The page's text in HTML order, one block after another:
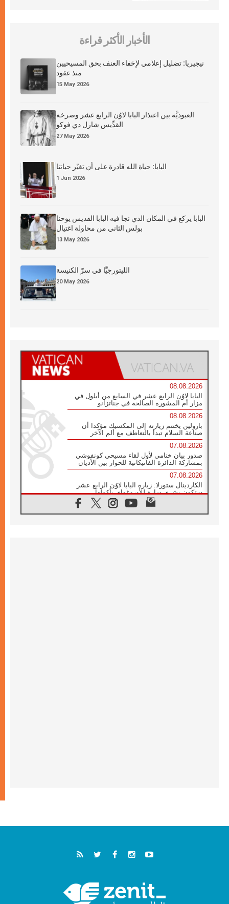
الأخبار الأكثر قراءة
نيجيريا: تضليل إعلامي لإخفاء العنف بحق المسيحيين
منذ عقود
15 May 2026
العبوديَّة بين اعتذار البابا لاوُن الرابع عشر وصرخة
القدِّيس شارل دي فوكو
27 May 2026
البابا: حياة الله قادرة على أن تغيّر حياتنا
1 Jun 2026
البابا يركع في المكان الذي نجا فيه البابا القديس يوحنا
بولس الثاني من محاولة اغتيال
13 May 2026
الليتورجيَّا في سرّ الكنيسة
20 May 2026
08.08.2026
البابا لاوُن الرابع عشر في السابع من أيلول في
مزار أم المشورة الصالحة في جناتزانو
08.08.2026
بارولين يختتم زيارته إلى المكسيك مؤكدا أن
صناعة السلام تبدأ بالتعاطف مع ألم الآخر
07.08.2026
صدور بيان ختامي لأول لقاء مسيحي كونفوشي
بمشاركة الدائرة الفاتيكانية للحوار بين الأديان
07.08.2026
الكاردينال ستورلا: زيارة البابا لاوُن الرابع عشر
ستكون بشرى سارة للأوروغواي بأكملها
الفاتيكان يعلن برنامج الزيارة الرسولية للبابا لاوُن